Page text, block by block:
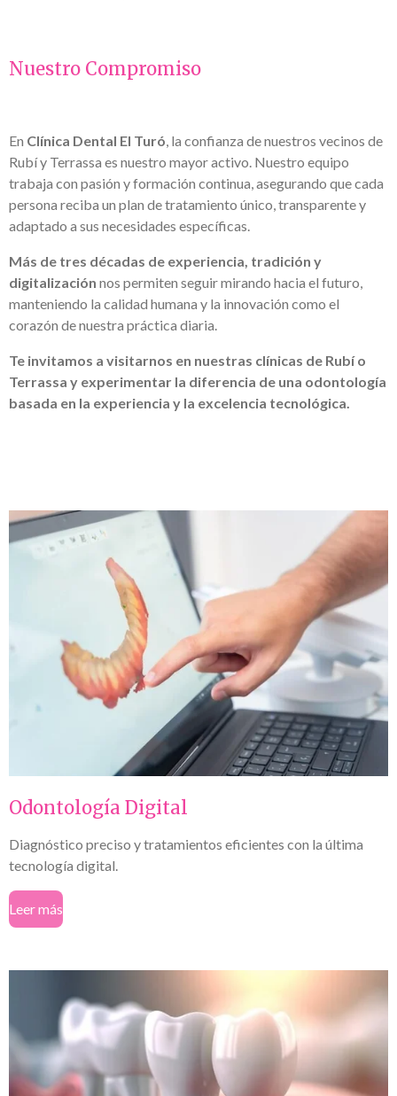
Nuestro Compromiso
En Clínica Dental El Turó, la confianza de nuestros vecinos de
Rubí y Terrassa es nuestro mayor activo. Nuestro equipo
trabaja con pasión y formación continua, asegurando que cada
persona reciba un plan de tratamiento único, transparente y
adaptado a sus necesidades específicas.
Más de tres décadas de experiencia, tradición y
digitalización nos permiten seguir mirando hacia el futuro,
manteniendo la calidad humana y la innovación como el
corazón de nuestra práctica diaria.
Te invitamos a visitarnos en nuestras clínicas de Rubí o
Terrassa y experimentar la diferencia de una odontología
basada en la experiencia y la excelencia tecnológica.
Odontología Digital
Diagnóstico preciso y tratamientos eficientes con la última
tecnología digital.
Leer más